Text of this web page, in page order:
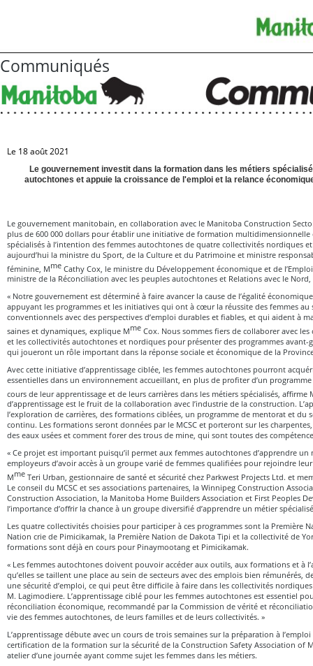
Communiqués
Le 18 août 2021
Le gouvernement investit dans la formation dans les métiers
autochtones et appuie la croissance de l'emploi et la relance
Le gouvernement manitobain, en collaboration avec le Manitoba Construction
plus de 600 000 dollars pour établir une initiative de formation multidimensionnelle
spécialisés à l’intention des femmes autochtones de quatre collectivités nordiques
aujourd’hui la ministre du Sport, de la Culture et du Patrimoine et ministre
féminine, Mme Cathy Cox, le ministre du Développement économique et de
ministre de la Réconciliation avec les peuples autochtones et Relations avec le
« Notre gouvernement est déterminé à faire avancer la cause de l’égalité
appuyant les programmes et les initiatives qui ont à cœur la réussite des femmes au
conventionnels avec des perspectives d’emploi durables et fiables, et qui aident à
saines et dynamiques, explique Mme Cox. Nous sommes fiers de collaborer avec
et les collectivités autochtones et nordiques pour présenter des programmes avant-
qui joueront un rôle important dans la réponse sociale et économique de la
Avec cette initiative d’apprentissage ciblée, les femmes autochtones pourront
essentielles dans un environnement accueillant, en plus de profiter d’un
cours de leur apprentissage et de leurs carrières dans les métiers spécialisés, affirme
d’apprentissage est le fruit de la collaboration avec l’industrie de la construction.
l’exploration de carrières, des formations ciblées, un programme de mentorat et du
continu. Les formations seront données par le MCSC et porteront sur les
des eaux usées et comment forer des trous de mine, qui sont toutes des
« Ce projet est important puisqu’il permet aux femmes autochtones d’apprendre un
employeurs d’avoir accès à un groupe varié de femmes qualifiées pour rejoindre
Mme Teri Urban, gestionnaire de santé et sécurité chez Parkwest Projects Ltd. et
Le conseil du MCSC et ses associations partenaires, la Winnipeg Construction
Construction Association, la Manitoba Home Builders Association et First Peoples
l’importance d’offrir la chance à un groupe diversifié d’apprendre un métier
Les quatre collectivités choisies pour participer à ces programmes sont la Première
Nation crie de Pimicikamak, la Première Nation de Dakota Tipi et la collectivité de
formations sont déjà en cours pour Pinaymootang et Pimicikamak.
« Les femmes autochtones doivent pouvoir accéder aux outils, aux formations et à
qu’elles se taillent une place au sein de secteurs avec des emplois bien rémunérés,
une sécurité d’emploi, ce qui peut être difficile à faire dans les collectivités
M. Lagimodiere. L’apprentissage ciblé pour les femmes autochtones est essentiel
réconciliation économique, recommandé par la Commission de vérité et
vie des femmes autochtones, de leurs familles et de leurs collectivités. »
L’apprentissage débute avec un cours de trois semaines sur la préparation à
certification de la formation sur la sécurité de la Construction Safety Association of
atelier d’une journée ayant comme sujet les femmes dans les métiers.